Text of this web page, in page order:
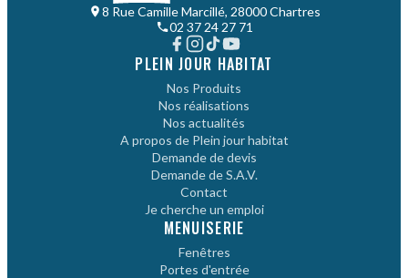
8 Rue Camille Marcillé, 28000 Chartres
02 37 24 27 71
PLEIN JOUR HABITAT
Nos Produits
Nos réalisations
Nos actualités
A propos de Plein jour habitat
Demande de devis
Demande de S.A.V.
Contact
Je cherche un emploi
MENUISERIE
Fenêtres
Portes d'entrée